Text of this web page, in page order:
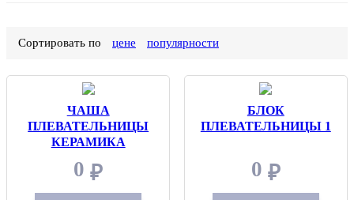
Сортировать по цене популярности
ЧАША
ПЛЕВАТЕЛЬНИЦЫ
КЕРАМИКА
0 ₽
БЛОК
ПЛЕВАТЕЛЬНИЦЫ 1
0 ₽